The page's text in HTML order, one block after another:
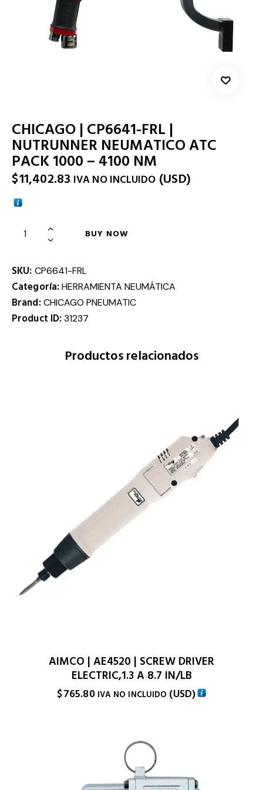
CHICAGO | CP6641-FRL |
NUTRUNNER NEUMATICO ATC
PACK 1000 – 4100 NM
$11,402.83 IVA NO INCLUIDO (USD)
BUY NOW
SKU: CP6641-FRL
Categoría:HERRAMIENTA NEUMÁTICA
Brand: CHICAGO PNEUMATIC
Product ID:31237
Productos relacionados
AIMCO | AE4520 | SCREW DRIVER
ELECTRIC,1.3 A 8.7 IN/LB
$765.80 IVA NO INCLUIDO (USD)